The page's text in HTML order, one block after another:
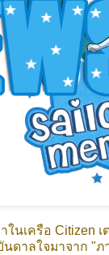
นเครือ Citizen
ดาลใจมาจาก "ภ